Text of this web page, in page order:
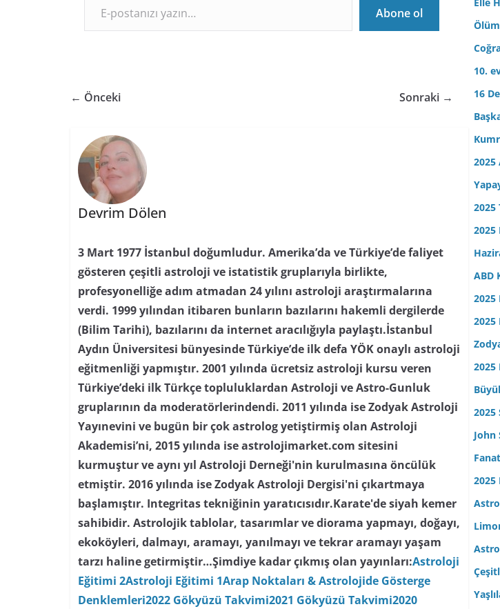
Abone ol
← Önceki Sonraki →
Devrim Dölen
3 Mart 1977 İstanbul doğumludur. Amerika’da ve Türkiye’de faliyet
gösteren çeşitli astroloji ve istatistik gruplarıyla birlikte,
profesyonelliğe adım atmadan 24 yılını astroloji araştırmalarına
verdi. 1999 yılından itibaren bunların bazılarını hakemli dergilerde
(Bilim Tarihi), bazılarını da internet aracılığıyla paylaştı.İstanbul
Aydın Üniversitesi bünyesinde Türkiye’de ilk defa YÖK onaylı astroloji
eğitmenliği yapmıştır. 2001 yılında ücretsiz astroloji kursu veren
Türkiye’deki ilk Türkçe topluluklardan Astroloji ve Astro-Gunluk
gruplarının da moderatörlerindendi. 2011 yılında ise Zodyak Astroloji
Yayınevini ve bugün bir çok astrolog yetiştirmiş olan Astroloji
Akademisi’ni, 2015 yılında ise astrolojimarket.com sitesini
kurmuştur ve aynı yıl Astroloji Derneği'nin kurulmasına öncülük
etmiştir. 2016 yılında ise Zodyak Astroloji Dergisi'ni çıkartmaya
başlamıştır. Integritas tekniğinin yaratıcısıdır.Karate'de siyah kemer
sahibidir. Astrolojik tablolar, tasarımlar ve diorama yapmayı, doğayı,
ekoköyleri, dalmayı, aramayı, yanılmayı ve tekrar aramayı yaşam
tarzı haline getirmiştir…Şimdiye kadar çıkmış olan yayınları:Astroloji
Eğitimi 2Astroloji Eğitimi 1Arap Noktaları & Astrolojide Gösterge
Denklemleri2022 Gökyüzü Takvimi2021 Gökyüzü Takvimi2020
i
n
10.
16
2025
2025
2025
ABD
2025
2025
2025
2025
John
2025